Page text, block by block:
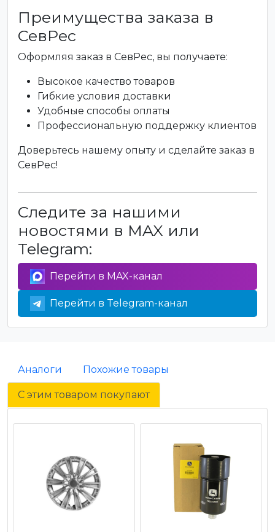
Преимущества заказа в
СевРес
Оформляя заказ в СевРес, вы получаете:
Высокое качество товаров
Гибкие условия доставки
Удобные способы оплаты
Профессиональную поддержку клиентов
Доверьтесь нашему опыту и сделайте заказ в
СевРес!
Следите за нашими
новостями в MAX или
Telegram:
Перейти в MAX-канал
Перейти в Telegram-канал
Аналоги Похожие товары
С этим товаром покупают